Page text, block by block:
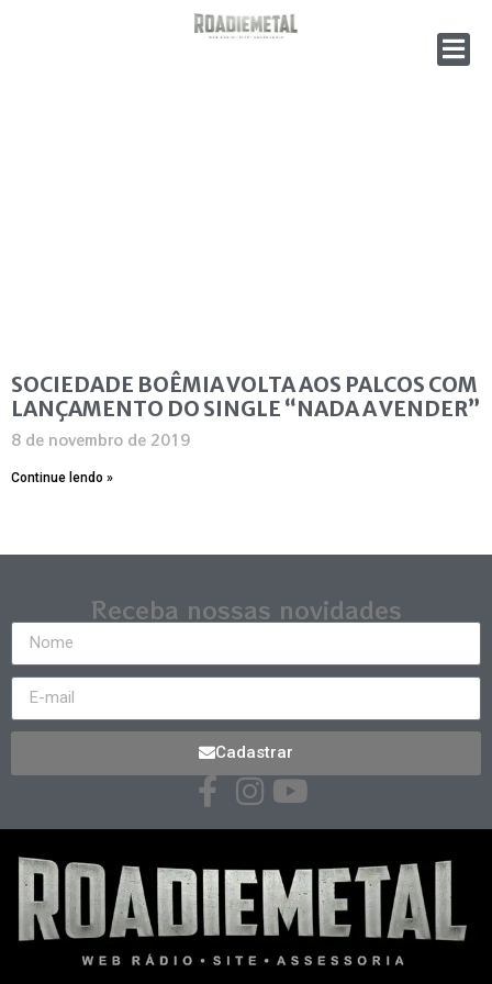
SOCIEDADE BOÊMIA VOLTA AOS PALCOS COM
LANÇAMENTO DO SINGLE “NADA A VENDER”
8 de novembro de 2019
Continue lendo »
Receba nossas novidades
Cadastrar